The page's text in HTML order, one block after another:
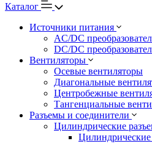
Каталог
Источники питания
AC/DC
DC/DC
Вентиляторы
Осевые вентиляторы
Диагональные
Центробежные
Тангенциальные
Разъемы и соединители
Цилиндрические